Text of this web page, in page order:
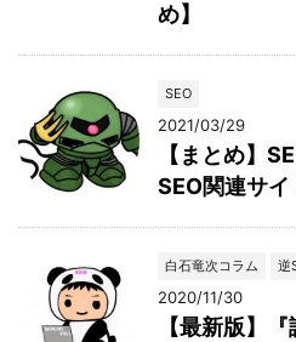
め】
SEO
2021/03/29
【まとめ】
SEO関連サイ
白石竜次コラム 逆
2020/11/30
【最新版】